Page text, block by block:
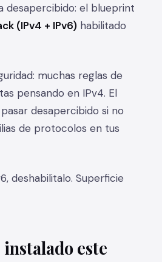
desapercibido: el blueprint
(IPv4 + IPv6) habilitado
muchas reglas de
pensando en IPv4. El
desapercibido si no
de protocolos en tus
deshabilitalo. Superficie
este